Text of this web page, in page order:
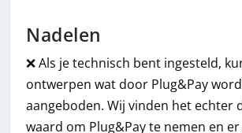
Nadelen
❌ Als je technisch bent ingesteld,
ontwerpen wat door Plug&Pay
aangeboden. Wij vinden het echter
waard om Plug&Pay te nemen en